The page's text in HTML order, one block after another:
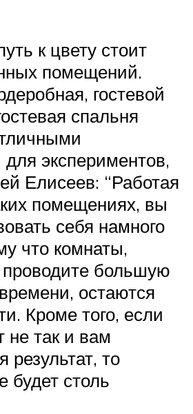
к цвету стоит
помещений.
гостевой
спальня
для экспериментов,
Елисеев: “Работая
помещениях, вы
себя намного
что комнаты,
большую
остаются
Кроме того, если
не так и вам
результат, то
будет столь